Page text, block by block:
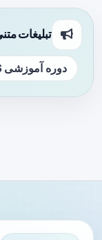
تبلیغات
دوره آموزشی ATLS